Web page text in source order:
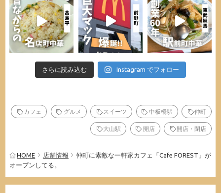
さらに読み込む Instagram でフォロー
カフェ グルメ スイーツ 中板橋駅 仲町
大山駅 開店 開店・閉店
HOME 店舗情報
仲町に素敵な一軒家カフェ「Cafe FOREST」が
オープンしてる。